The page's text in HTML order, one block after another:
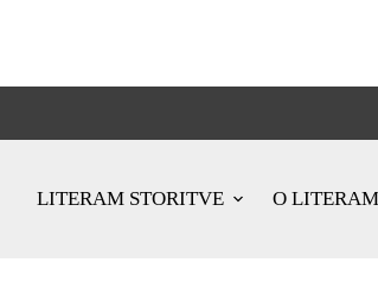
LITERAM STORITVE O